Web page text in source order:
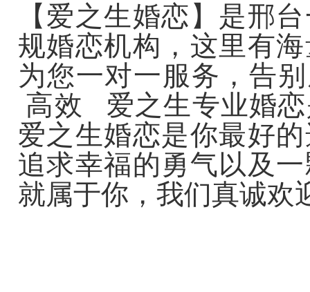
【爱之生婚恋】是邢
规婚恋机构，这里有
为您一对一服务，告
高效 爱之生专业婚恋
爱之生婚恋是你最好
追求幸福的勇气以及
就属于你，我们真诚欢